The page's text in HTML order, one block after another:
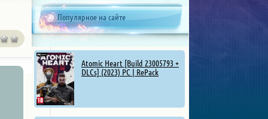
Популярное на сайте
Atomic Heart [Build 23005793 +
DLCs] (2023) PC | RePack